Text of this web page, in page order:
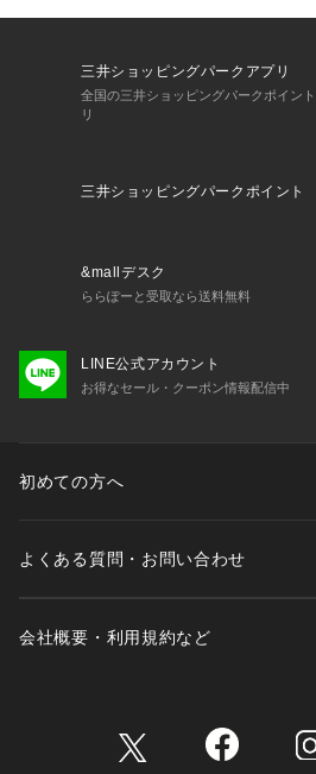
三井ショッピングパークアプリ
全国の三井ショッピングパークポイン
リ
三井ショッピングパークポイント
&mallデスク
ららぽーと受取なら送料無料
LINE公式アカウント
お得なセール・クーポン情報配信中
初めての方へ
よくある質問・お問い合わせ
会社概要・利用規約など